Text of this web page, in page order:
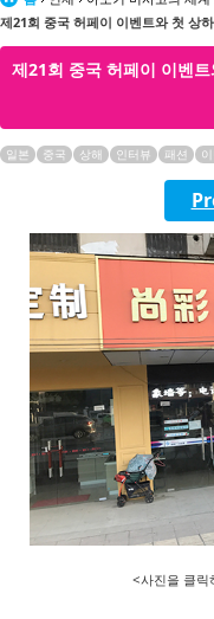
제21회 중국 허페이 이벤트와 첫 상
제21회 중국 허페이 이벤
일본 중국 상해 인터뷰 패션
<사진을 클릭